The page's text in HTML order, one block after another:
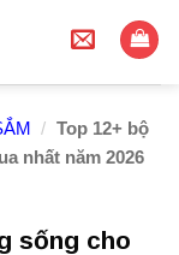
/ Top 12+ bộ
nhất năm 2026
sống cho